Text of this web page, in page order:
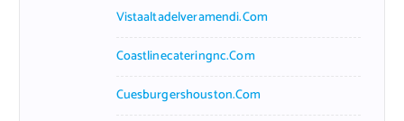
Vistaaltadelveramendi.com
Coastlinecateringnc.com
Cuesburgershouston.com